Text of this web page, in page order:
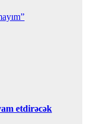
etdirəcək